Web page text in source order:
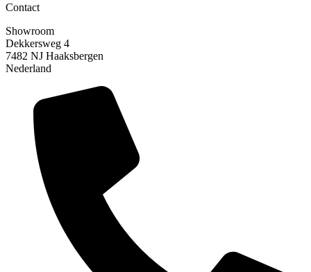
Contact
Showroom
Dekkersweg 4
7482 NJ Haaksbergen
Nederland